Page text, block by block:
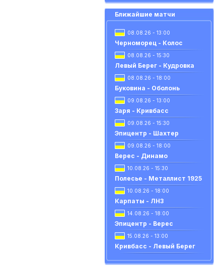
Ближайшие матчи
08.08.26 - 13:00
Черноморец - Колос
08.08.26 - 15:30
Левый Берег - Кудровка
08.08.26 - 18:00
Буковина - Оболонь
09.08.26 - 13:00
Заря - Кривбасс
09.08.26 - 15:30
Эпицентр - Шахтер
09.08.26 - 18:00
Верес - Динамо
10.08.26 - 15:30
Полесье - Металлист 1925
10.08.26 - 18:00
Карпаты - ЛНЗ
14.08.26 - 18:00
Эпицентр - Верес
15.08.26 - 13:00
Кривбасс - Левый Берег